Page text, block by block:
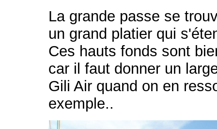
La grande passe se
un grand platier qui
Ces hauts fonds sont
car il faut donner un
Gili Air quand on en
exemple..